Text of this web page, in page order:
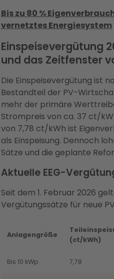
Bis zu 80 %
vernetztes Energiesystem
Einspeisevergütung
und das Zeitfenster
Die Einspeisevergütung ist
Bestandteil der PV-
mehr der primäre
Strompreis von ca. 37 ct/
von 7,78 ct/kWh ist
als Einspeisung. Dennoch
Sätze und die geplante
Aktuelle EEG-
Seit dem 1. Februar 2026
Vergütungssätze für neue
Anlagengröße
(ct/kWh)
Bis 10 kWp 7,78